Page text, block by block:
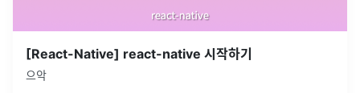
[React-Native] react-native 시작하기
으악